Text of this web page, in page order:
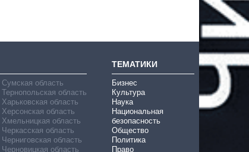
Сумская область
Тернопольская область
Харьковская область
Херсонская область
Хмельницкая область
Черкасская область
Черниговская область
Черновицкая область
ТЕМАТИКИ
Бизнес
Культура
Наука
Национальная
безопасность
Общество
Политика
Право